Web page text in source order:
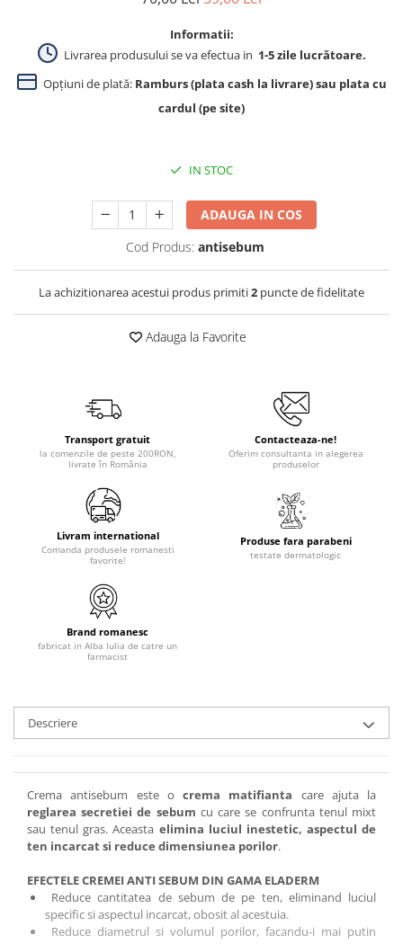
Informatii:
Livrarea produsului se va efectua in 1-5 zile lucrătoare.
Opțiuni de plată: Ramburs (plata cash la livrare) sau plata cu
cardul (pe site)
IN STOC
ADAUGA IN COS
Cod Produs: antisebum
La achizitionarea acestui produs primiti2 puncte de fidelitate
Adauga la Favorite
Transport gratuit
la comenzile de peste 200RON,
livrate în România
Contacteaza-ne!
Oferim consultanta in alegerea
produselor
Livram international
Comanda produsele romanesti
favorite!
Produse fara parabeni
testate dermatologic
Brand romanesc
fabricat in Alba Iulia de catre un
farmacist
Descriere
Crema antisebum este o crema matifianta care ajuta la
reglarea secretiei de sebum cu care se confrunta tenul mixt
sau tenul gras. Aceasta elimina luciul inestetic, aspectul de
ten incarcat si reduce dimensiunea porilor.
EFECTELE CREMEI ANTI SEBUM DIN GAMA ELADERM
Reduce cantitatea de sebum de pe ten, eliminand luciul
specific si aspectul incarcat, obosit al acestuia.
Reduce diametrul si volumul porilor, facandu-i mai putin